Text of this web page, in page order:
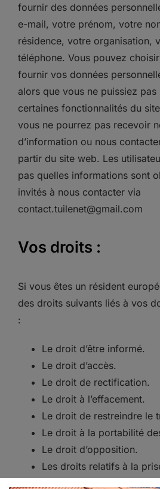
fournir des données
e-mail, votre prénom, votre
résidence, votre organisation,
téléphone. Vous pouvez
fournir vos données
alors que vous ne puissiez
certaines fonctionnalités du
vous ne pourrez pas recevoir
d’information ou nous
partir du site web. Les
pas quelles informations sont
invités à nous contacter via
contact.tuilenet@gmail.com
Vos droits :
Si vous êtes un résident
des droits suivants liés à vos
:
Le droit d’être informé.
Le droit d’accès.
Le droit de rectification.
Le droit à l’effacement.
Le droit de restreindre le
Le droit à la portabilité
Le droit d’opposition.
Les droits relatifs à la